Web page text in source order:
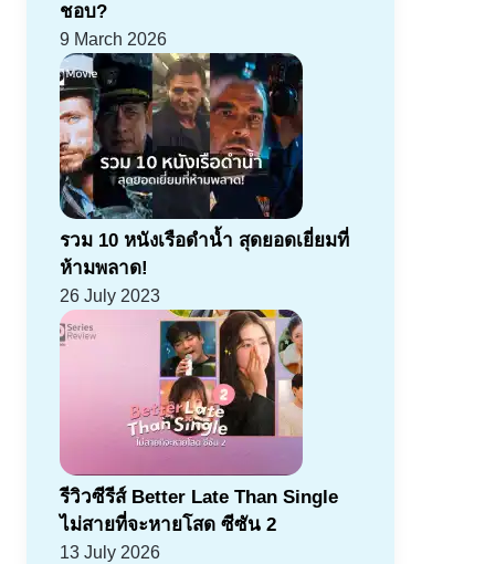
ชอบ?
9 March 2026
รวม 10 หนังเรือดำน้ำ สุดยอดเยี่ยมที่
ห้ามพลาด!
26 July 2023
รีวิวซีรีส์ Better Late Than Single
ไม่สายที่จะหายโสด ซีซัน 2
13 July 2026